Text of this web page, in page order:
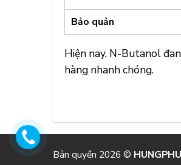
Bảo quản
Hiện nay, N-Butanol
hàng nhanh chóng.
Bản quyền 2026 ©